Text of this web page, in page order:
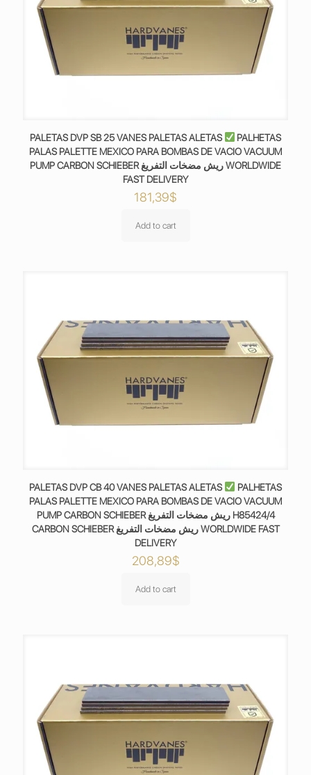
PALETAS DVP SB 25 VANES PALETAS ALETAS
PALHETAS
PALAS PALETTE MEXICO PARA BOMBAS DE VACIO VACUUM
PUMP CARBON SCHIEBER ريش مضخات التفريغ WORLDWIDE
FAST DELIVERY
181,39$
Add to cart
PALETAS DVP CB 40 VANES PALETAS ALETAS
PALHETAS
PALAS PALETTE MEXICO PARA BOMBAS DE VACIO VACUUM
PUMP CARBON SCHIEBER ريش مضخات التفريغ H85424/4
CARBON SCHIEBER ريش مضخات التفريغ WORLDWIDE FAST
DELIVERY
208,89$
Add to cart